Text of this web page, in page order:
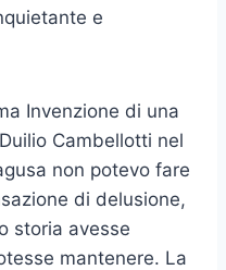
e
Invenzione di una
Cambellotti nel
non potevo fare
di delusione,
storia avesse
mantenere. La